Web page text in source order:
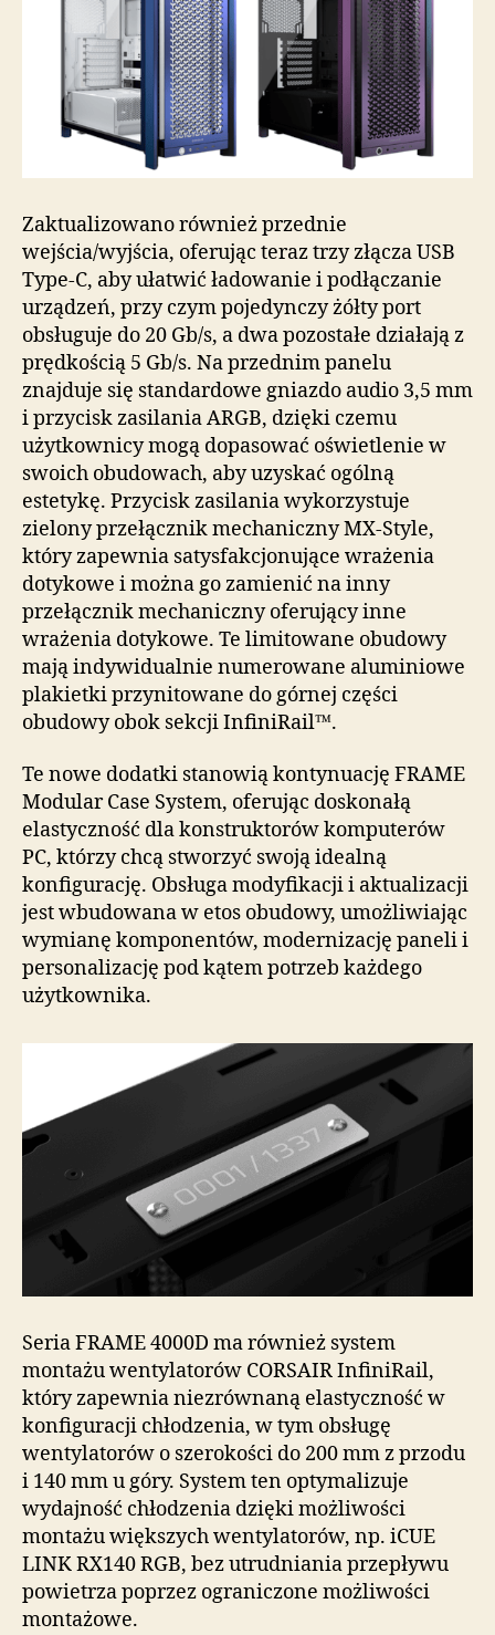
Zaktualizowano również przednie
wejścia/wyjścia, oferując teraz trzy złącza USB
Type-C, aby ułatwić ładowanie i podłączanie
urządzeń, przy czym pojedynczy żółty port
obsługuje do 20 Gb/s, a dwa pozostałe działają z
prędkością 5 Gb/s. Na przednim panelu
znajduje się standardowe gniazdo audio 3,5 mm
i przycisk zasilania ARGB, dzięki czemu
użytkownicy mogą dopasować oświetlenie w
swoich obudowach, aby uzyskać ogólną
estetykę. Przycisk zasilania wykorzystuje
zielony przełącznik mechaniczny MX-Style,
który zapewnia satysfakcjonujące wrażenia
dotykowe i można go zamienić na inny
przełącznik mechaniczny oferujący inne
wrażenia dotykowe. Te limitowane obudowy
mają indywidualnie numerowane aluminiowe
plakietki przynitowane do górnej części
obudowy obok sekcji InfiniRail™.
Te nowe dodatki stanowią kontynuację FRAME
Modular Case System, oferując doskonałą
elastyczność dla konstruktorów komputerów
PC, którzy chcą stworzyć swoją idealną
konfigurację. Obsługa modyfikacji i aktualizacji
jest wbudowana w etos obudowy, umożliwiając
wymianę komponentów, modernizację paneli i
personalizację pod kątem potrzeb każdego
użytkownika.
Seria FRAME 4000D ma również system
montażu wentylatorów CORSAIR InfiniRail,
który zapewnia niezrównaną elastyczność w
konfiguracji chłodzenia, w tym obsługę
wentylatorów o szerokości do 200 mm z przodu
i 140 mm u góry. System ten optymalizuje
wydajność chłodzenia dzięki możliwości
montażu większych wentylatorów, np. iCUE
LINK RX140 RGB, bez utrudniania przepływu
powietrza poprzez ograniczone możliwości
montażowe.